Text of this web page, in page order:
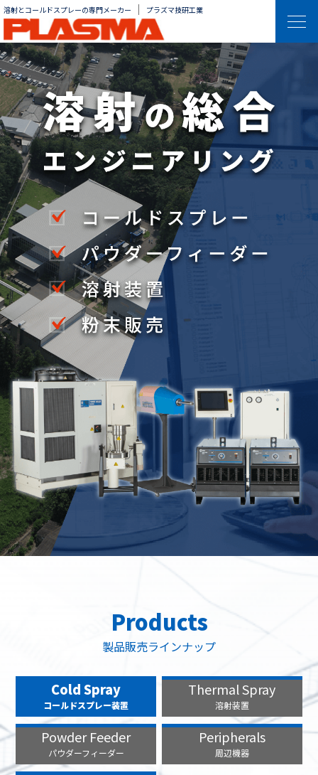
溶射とコールドスプレーの専門メーカー プラズマ技研工業
Products
製品販売ラインナップ
Cold Spray
コールドスプレー装置
Thermal Spray
溶射装置
Powder Feeder
パウダーフィーダー
Peripherals
周辺機器